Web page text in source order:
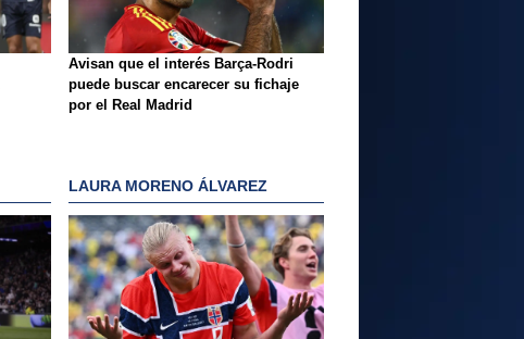
Avisan que el interés Barça-Rodri
puede buscar encarecer su fichaje
por el Real Madrid
LAURA MORENO ÁLVAREZ